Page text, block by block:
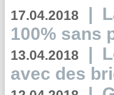
17.04.2018 |
100% sans
13.04.2018 |
avec des